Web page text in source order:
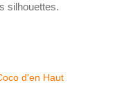
silhouettes.